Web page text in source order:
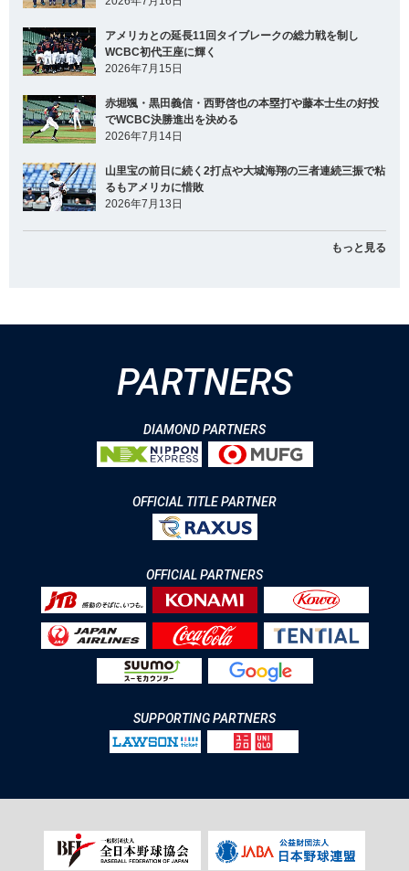
アメリカとの延長11回タイブレークの総力戦を制し
WCBC初代王座に輝く
2026年7月15日
赤堀颯・黒田義信・西野啓也の本塁打や藤本士生の好投
でWCBC決勝進出を決める
2026年7月14日
山里宝の前日に続く2打点や大城海翔の三者連続三振で粘
るもアメリカに惜敗
2026年7月13日
もっと見る
PARTNERS
DIAMOND PARTNERS
OFFICIAL TITLE PARTNER
OFFICIAL PARTNERS
SUPPORTING PARTNERS